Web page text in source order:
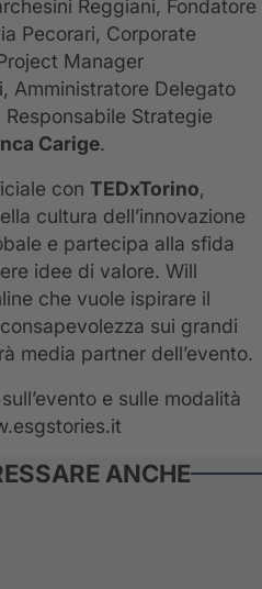
Reggiani, Fondatore
Pecorari, Corporate
Manager
Amministratore Delegato
Strategie
Carige.
con TEDxTorino,
cultura dell’innovazione
e partecipa alla sfida
idee di valore. Will
che vuole ispirare il
sui grandi
media partner dell’evento.
e sulle modalità
ANCHE